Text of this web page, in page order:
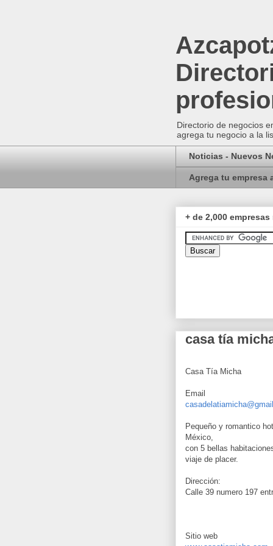
Directorio de negocios
agrega tu negocio a la
Noticias - Nuevos
Agrega tu empresa
+ de 2,000
casa tía
Casa Tía Micha
Email
Pequeño y romantico
México,
con 5 bellas
viaje de placer.
Dirección:
Calle 39 numero 197
Sitio web